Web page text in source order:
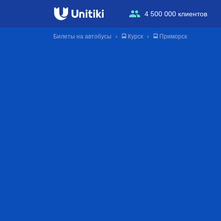
4 500 000 клиентов
Билеты на автобусы 🚍 Курск 🚍 Приморск